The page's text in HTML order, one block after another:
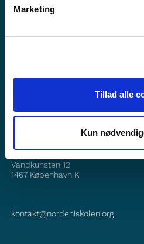
Marketing
Tillad alle
Kun
Mii dáhpáhuvvá?
Fitne ođasreivve
Vandkunsten 12
1467 København K
kontakt@nordeniskolen.org